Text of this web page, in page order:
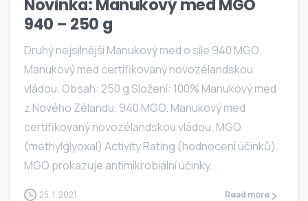
Novinka: Manukový med MGO
940 – 250 g
Druhý nejsilnější Manukový med o síle 940 MGO.
Manukový med certifikovaný novozélandskou
vládou. Obsah: 250 g Složení: 100% Manukový med
z Nového Zélandu. 940 MGO. Manukový med
certifikovaný novozélandskou vládou. MGO
(methylglyoxal) Activity Rating (hodnocení účinků).
MGO prokazuje antimikrobiální účinky...
25. 1. 2021 Read more